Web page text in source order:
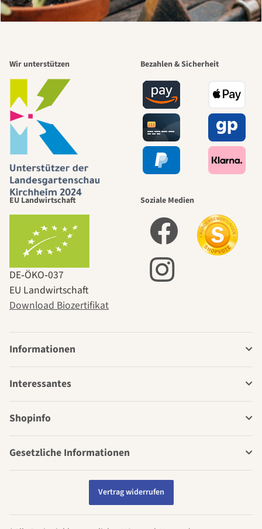
Wir unterstützen Bezahlen & Sicherheit
EU Landwirtschaft
DE‑ÖKO‑037
EU Landwirtschaft
Download Biozertifikat
Soziale Medien
Informationen
Interessantes
Shopinfo
Gesetzliche Informationen
Vertrag widerrufen